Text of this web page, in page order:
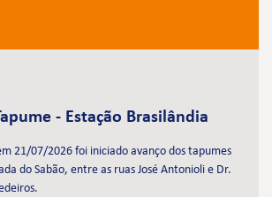
- Estação Brasilândia
21/07/2026 foi iniciado avanço dos tapumes
do Sabão, entre as ruas José Antonioli e Dr.